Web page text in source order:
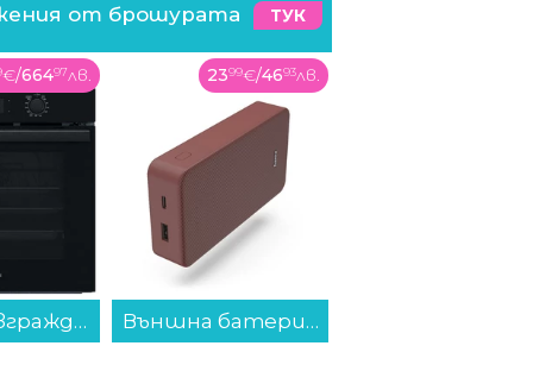
от брошурата ТУК
€/66497лв.
Фурна за вграждане Whirlpool OMSR58RU1SB , Push бутони , А+ , Пиролиза...
2399€/4693лв.
Външна батерия Hama 201717, "Colour 20" червена 20000 mAh...